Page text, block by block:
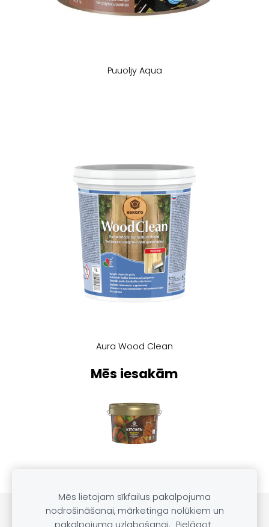
Mēs iesakām
Puuoljy Aqua
​Aura Wood Clean
PRODUKTU KATALOGS SĪKDATNES
Mēs lietojam sīkfailus pakalpojuma
nodrošināšanai, mārketinga nolūkiem un
pakalpojuma uzlabošanai. Pielāgot